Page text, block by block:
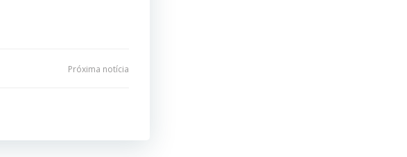
Próxima notícia